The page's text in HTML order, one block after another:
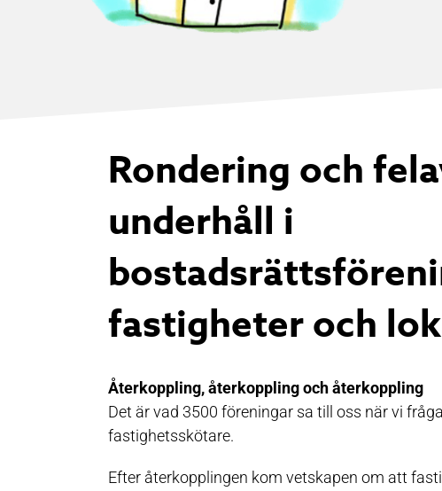
Rondering och
underhåll i
fastigheter och
Återkoppling, återkoppling och återkoppling
Det är vad 3500 föreningar sa till oss när vi
fastighetsskötare.
Efter återkopplingen kom vetskapen om att